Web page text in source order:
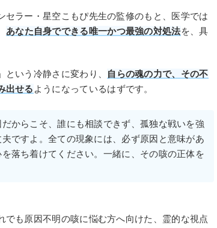
ラー・星空こもぴ先生の監修のもと、医学では
あなた自身でできる唯一かつ最強の対処法を、具
いう冷静さに変わり、
自らの魂の力で、その不
出せる ようになっているはずです。
からこそ、誰にも相談できず、孤独な戦いを強
ですよ。全ての現象には、必ず原因と意味があ
落ち着けてください。一緒に、その咳の正体を
も原因不明の咳に悩む方へ向けた、霊的な視点